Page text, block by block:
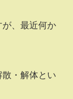
、最近何か
・解体とい